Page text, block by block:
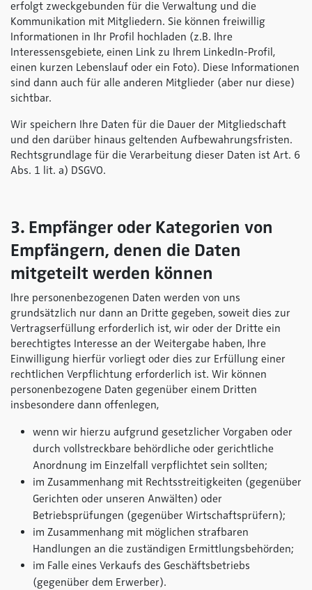
erfolgt zweckgebunden für die Verwaltung und die
Kommunikation mit Mitgliedern. Sie können freiwillig
Informationen in Ihr Profil hochladen (z.B. Ihre
Interessensgebiete, einen Link zu Ihrem LinkedIn-Profil,
einen kurzen Lebenslauf oder ein Foto). Diese Informationen
sind dann auch für alle anderen Mitglieder (aber nur diese)
sichtbar.
Wir speichern Ihre Daten für die Dauer der Mitgliedschaft
und den darüber hinaus geltenden Aufbewahrungsfristen.
Rechtsgrundlage für die Verarbeitung dieser Daten ist Art. 6
Abs. 1 lit. a) DSGVO.
3. Empfänger oder Kategorien von
Empfängern, denen die Daten
mitgeteilt werden können
Ihre personenbezogenen Daten werden von uns
grundsätzlich nur dann an Dritte gegeben, soweit dies zur
Vertragserfüllung erforderlich ist, wir oder der Dritte ein
berechtigtes Interesse an der Weitergabe haben, Ihre
Einwilligung hierfür vorliegt oder dies zur Erfüllung einer
rechtlichen Verpflichtung erforderlich ist. Wir können
personenbezogene Daten gegenüber einem Dritten
insbesondere dann offenlegen,
wenn wir hierzu aufgrund gesetzlicher Vorgaben oder
durch vollstreckbare behördliche oder gerichtliche
Anordnung im Einzelfall verpflichtet sein sollten;
im Zusammenhang mit Rechtsstreitigkeiten (gegenüber
Gerichten oder unseren Anwälten) oder
Betriebsprüfungen (gegenüber Wirtschaftsprüfern);
im Zusammenhang mit möglichen strafbaren
Handlungen an die zuständigen Ermittlungsbehörden;
im Falle eines Verkaufs des Geschäftsbetriebs
(gegenüber dem Erwerber).